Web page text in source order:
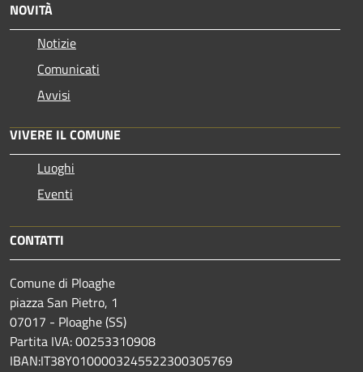
NOVITÀ
Notizie
Comunicati
Avvisi
VIVERE IL COMUNE
Luoghi
Eventi
CONTATTI
Comune di Ploaghe
piazza San Pietro, 1
07017 - Ploaghe (SS)
Partita IVA: 00253310908
IBAN:IT38Y0100003245522300305769